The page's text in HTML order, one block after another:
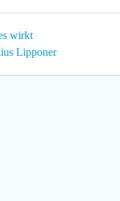
wirkt
Lipponer